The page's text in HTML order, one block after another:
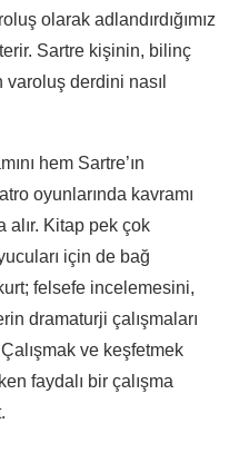
olarak adlandırdığımız
Sartre kişinin, bilinç
derdini nasıl
hem Sartre’ın
oyunlarında kavramı
alır. Kitap pek çok
için de bağ
felsefe incelemesini,
dramaturji çalışmaları
ve keşfetmek
faydalı bir çalışma